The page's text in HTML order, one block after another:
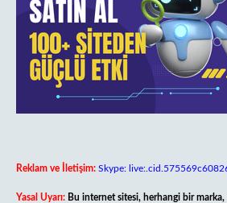
Reklam ve İletişim: Skype:
Yasal Uyarı: Bu internet sitesi, herhangi bir